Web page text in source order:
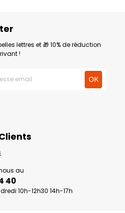
lettres et 🎁 10% de réduction
!
au
40
10h-12h30 14h-17h